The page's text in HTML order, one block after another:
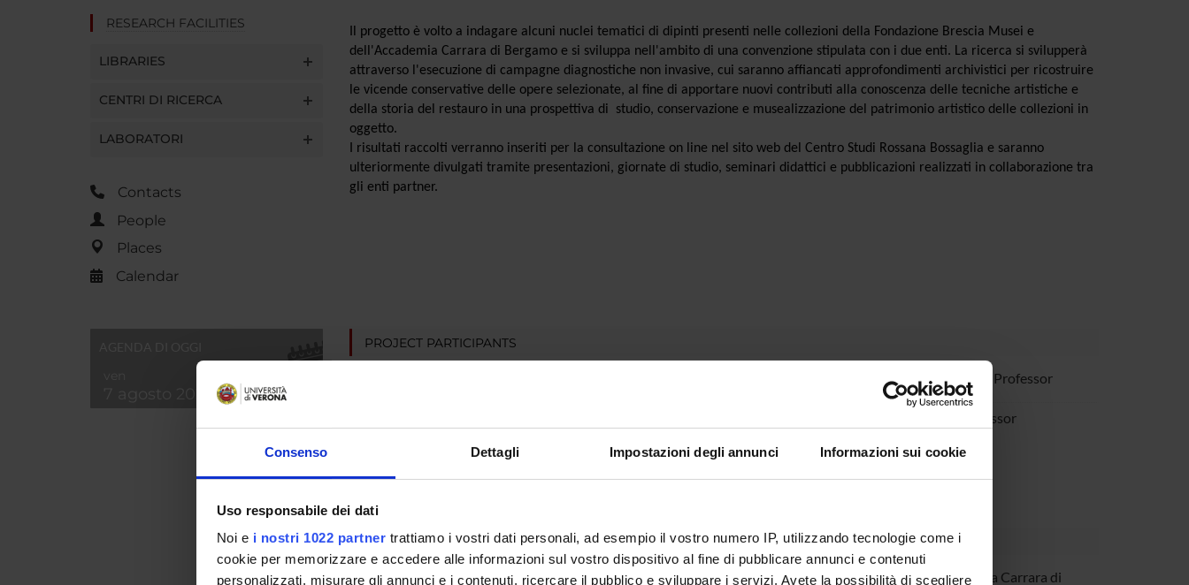
Consenso Dettagli Impostazioni degli annunci Informazioni sui cookie
Uso responsabile dei dati
Noi e i nostri 1022 partner trattiamo i vostri dati personali, ad esempio il vostro numero IP, utilizzando tecnologie come i
cookie per memorizzare e accedere alle informazioni sul vostro dispositivo al fine di pubblicare annunci e contenuti
personalizzati, misurare gli annunci e i contenuti, ricercare il pubblico e sviluppare i servizi. Avete la possibilità di scegliere
RESEARCH FACILITIES
LIBRARIES
CENTRI DI RICERCA
LABORATORI
Contacts
People
Places
Calendar
Il progetto è volto a indagare alcuni nuclei tematici di dipinti presenti nelle collezioni della Fondazione Brescia Musei e
dell'Accademia Carrara di Bergamo e si sviluppa nell'ambito di una convenzione stipulata con i due enti. La ricerca si svilupperà
attraverso l'esecuzione di campagne diagnostiche non invasive, cui saranno affiancati approfondimenti archivistici per ricostruire
le vicende conservative delle opere selezionate, al fine di apportare nuovi contributi alla conoscenza delle tecniche artistiche e
della storia del restauro in una prospettiva di studio, conservazione e musealizzazione del patrimonio artistico delle collezioni in
oggetto.
I risultati raccolti verranno inseriti per la consultazione on line nel sito web del Centro Studi Rossana Bossaglia e saranno
ulteriormente divulgati tramite presentazioni, giornate di studio, seminari didattici e pubblicazioni realizzati in collaborazione tra
gli enti partner.
PROJECT PARTICIPANTS
Associate Professor
Associate Professor
Full Professor
COLLABORATORI ESTERNI
Roberta D'Adda
Fondazione Brescia
Maria Cristina Rodeschini
Accademia Carrara di